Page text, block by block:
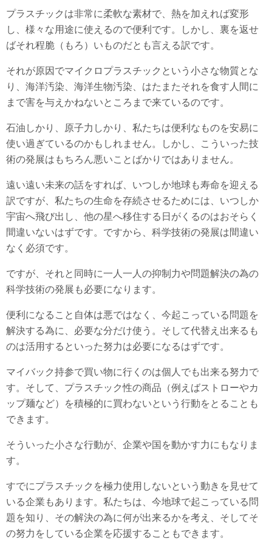
プラスチックは非常に柔軟な素材で、熱を加えれば変形
し、様々な用途に使えるので便利です。しかし、裏を返せ
ばそれ程脆（もろ）いものだとも言える訳です。
それが原因でマイクロプラスチックという小さな物質とな
り、海洋汚染、海洋生物汚染、はたまたそれを食す人間に
まで害を与えかねないところまで来ているのです。
石油しかり、原子力しかり、私たちは便利なものを安易に
使い過ぎているのかもしれません。しかし、こういった技
術の発展はもちろん悪いことばかりではありません。
遠い遠い未来の話をすれば、いつしか地球も寿命を迎える
訳ですが、私たちの生命を存続させるためには、いつしか
宇宙へ飛び出し、他の星へ移住する日がくるのはおそらく
間違いないはずです。ですから、科学技術の発展は間違い
なく必須です。
ですが、それと同時に一人一人の抑制力や問題解決の為の
科学技術の発展も必要になります。
便利になること自体は悪ではなく、今起こっている問題を
解決する為に、必要な分だけ使う。そして代替え出来るも
のは活用するといった努力は必要になるはずです。
マイバック持参で買い物に行くのは個人でも出来る努力で
す。そして、プラスチック性の商品（例えばストローやカ
ップ麺など）を積極的に買わないという行動をとることも
できます。
そういった小さな行動が、企業や国を動かす力にもなりま
す。
すでにプラスチックを極力使用しないという動きを見せて
いる企業もあります。私たちは、今地球で起こっている問
題を知り、その解決の為に何が出来るかを考え、そしてそ
の努力をしている企業を応援することもできます。